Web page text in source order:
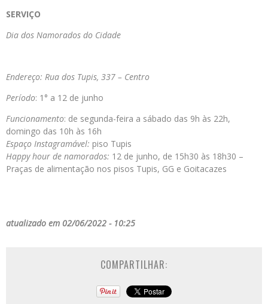
SERVIÇO
Dia dos Namorados do Cidade
Endereço: Rua dos Tupis, 337 – Centro
Período: 1° a 12 de junho
Funcionamento: de segunda-feira a sábado das 9h às 22h,
domingo das 10h às 16h
Espaço Instagramável: piso Tupis
Happy hour de namorados: 12 de junho, de 15h30 às 18h30 –
Praças de alimentação nos pisos Tupis, GG e Goitacazes
atualizado em 02/06/2022 - 10:25
COMPARTILHAR: